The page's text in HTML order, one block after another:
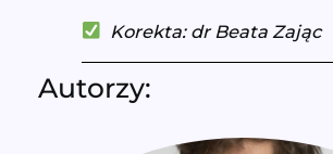
Korekta: dr Beata Zając
Autorzy: